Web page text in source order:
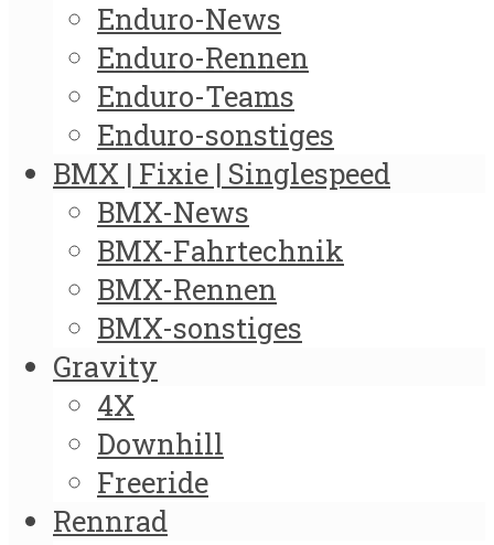
Enduro-News
Enduro-Rennen
Enduro-Teams
Enduro-sonstiges
BMX | Fixie | Singlespeed
BMX-News
BMX-Fahrtechnik
BMX-Rennen
BMX-sonstiges
Gravity
4X
Downhill
Freeride
Rennrad